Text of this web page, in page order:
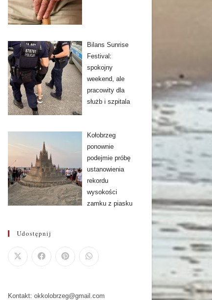
Bilans Sunrise
Festival:
spokojny
weekend, ale
pracowity dla
służb i szpitala
Kołobrzeg
ponownie
podejmie próbę
ustanowienia
rekordu
wysokości
zamku z piasku
Udostępnij
Kontakt: okkolobrzeg@gmail.com